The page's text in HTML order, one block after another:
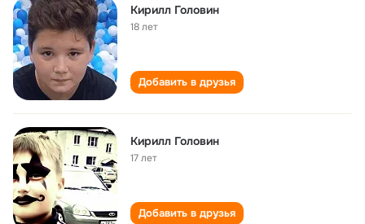
Кирилл Головин
18 лет
Добавить в друзья
Кирилл Головин
17 лет
Добавить в друзья